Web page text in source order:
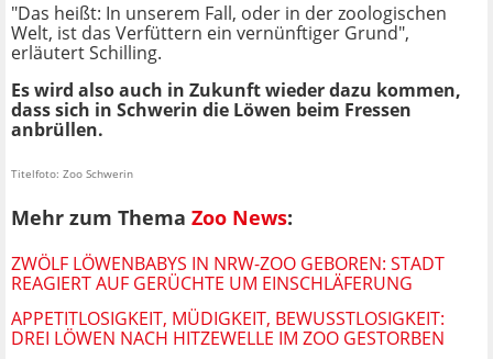
"Das heißt: In unserem Fall, oder in der zoologischen
Welt, ist das Verfüttern ein vernünftiger Grund",
erläutert Schilling.
Es wird also auch in Zukunft wieder dazu kommen,
dass sich in Schwerin die Löwen beim Fressen
anbrüllen.
Titelfoto: Zoo Schwerin
Mehr zum Thema Zoo News:
ZWÖLF LÖWENBABYS IN NRW-ZOO GEBOREN: STADT
REAGIERT AUF GERÜCHTE UM EINSCHLÄFERUNG
APPETITLOSIGKEIT, MÜDIGKEIT, BEWUSSTLOSIGKEIT:
DREI LÖWEN NACH HITZEWELLE IM ZOO GESTORBEN